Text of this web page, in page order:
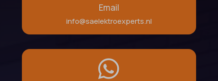
Email
info@saelektroexperts.nl
